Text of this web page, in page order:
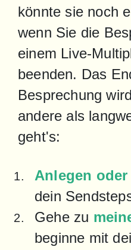
könnte sie noch
wenn Sie die
einem Live-
beenden. Das
Besprechung
andere als
geht's:
Anlegen
dein
Gehe zu
beginne mit